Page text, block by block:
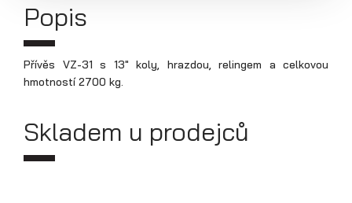
Popis
Přívěs VZ-31 s 13" koly, hrazdou, relingem a celkovou
hmotností 2700 kg.
Skladem u prodejců